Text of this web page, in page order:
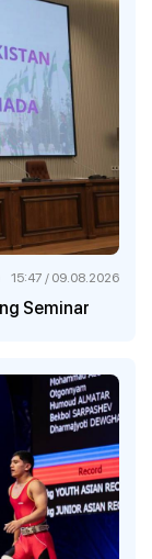
Seminar
15:47 / 09.08.2026